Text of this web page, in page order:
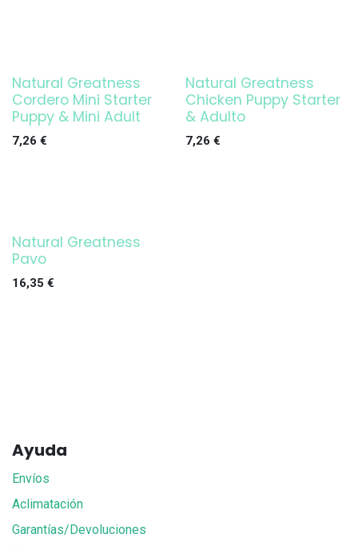
Natural Greatness
Cordero Mini Starter
Puppy & Mini Adult
7,26 €
Natural Greatness
Chicken Puppy Starter
& Adulto
7,26 €
Natural Greatness
Pavo
16,35 €
Ayuda
Envíos
Aclimatación
Garantías/Devoluciones